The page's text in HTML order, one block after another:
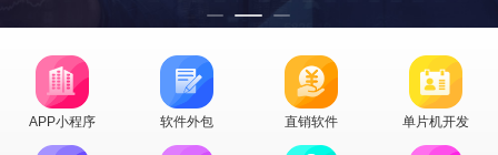
APP小程序 软件外包 直销软件 单片机开发